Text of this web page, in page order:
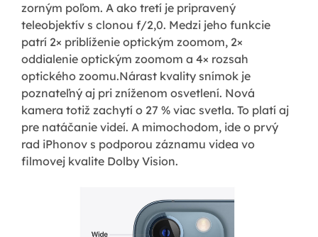
zorným poľom. A ako tretí je pripravený
teleobjektív s clonou f/2,0. Medzi jeho funkcie
patrí 2× priblíženie optickým zoomom, 2×
oddialenie optickým zoomom a 4× rozsah
optického zoomu.Nárast kvality snímok je
poznateľný aj pri zníženom osvetlení. Nová
kamera totiž zachytí o 27 % viac svetla. To platí aj
pre natáčanie videí. A mimochodom, ide o prvý
rad iPhonov s podporou záznamu videa vo
filmovej kvalite Dolby Vision.